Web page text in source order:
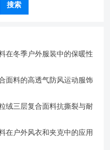
搜索
在冬季户外服装中的保暖性
面料的高透气防风运动服饰
绒三层复合面料抗撕裂与耐
在户外风衣和夹克中的应用